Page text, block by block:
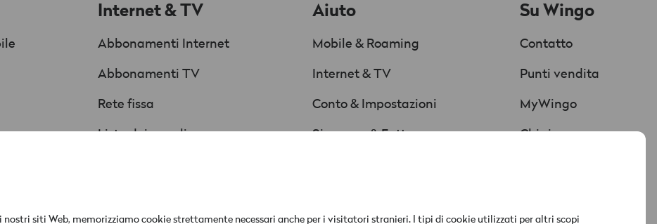
Internet & TV
Abbonamenti Internet
Abbonamenti TV
Rete fissa
Lista dei canali
Aiuto
Mobile & Roaming
Internet & TV
Conto & Impostazioni
Sicurezza & Fattura
Su Wingo
Contatto
Punti vendita
MyWingo
Chi siamo
siti Web, memorizziamo cookie strettamente necessari anche per i visitatori stranieri. I tipi di cookie utilizzati per altri scopi
Chat